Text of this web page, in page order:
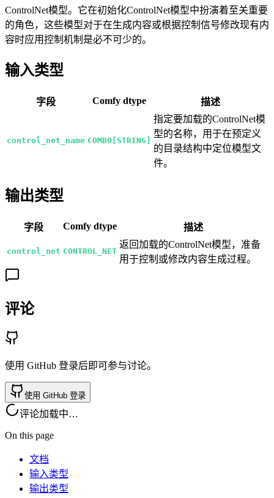
ControlNet模型。它在初始化ControlNet模型中扮演着至关重要
的角色，这些模型对于在生成内容或根据控制信号修改现有内
容时应用控制机制是必不可少的。
输入类型
字段 Comfy dtype 描述
control_net_name COMBO[STRING]
指定要加载的ControlNet模
型的名称，用于在预定义
的目录结构中定位模型文
件。
输出类型
字段 Comfy dtype 描述
control_net CONTROL_NET
返回加载的ControlNet模型，准备
用于控制或修改内容生成过程。
评论
使用 GitHub 登录后即可参与讨论。
使用 GitHub 登录
评论加载中…
On this page
文档
输入类型
输出类型